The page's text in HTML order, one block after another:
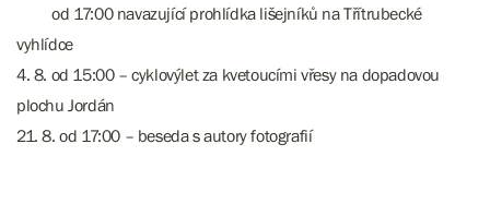
od 17:00 navazující prohlídka lišejníků na Třítrubecké
vyhlídce
4. 8. od 15:00 – cyklovýlet za kvetoucími vřesy na dopadovou
plochu Jordán
21. 8. od 17:00 – beseda s autory fotografií